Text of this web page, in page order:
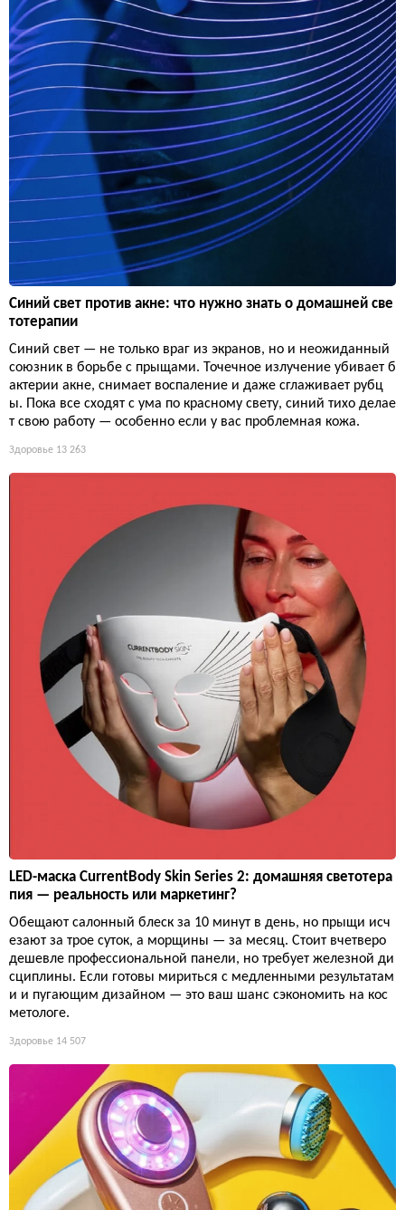
Синий свет против акне: что нужно знать о домашней све
тотерапии
Синий свет — не только враг из экранов, но и неожиданный
союзник в борьбе с прыщами. Точечное излучение убивает б
актерии акне, снимает воспаление и даже сглаживает рубц
ы. Пока все сходят с ума по красному свету, синий тихо делае
т свою работу — особенно если у вас проблемная кожа.
Здоровье 13 263
LED-маска CurrentBody Skin Series 2: домашняя светотера
пия — реальность или маркетинг?
Обещают салонный блеск за 10 минут в день, но прыщи исч
езают за трое суток, а морщины — за месяц. Стоит вчетверо
дешевле профессиональной панели, но требует железной ди
сциплины. Если готовы мириться с медленными результатам
и и пугающим дизайном — это ваш шанс сэкономить на кос
метологе.
Здоровье 14 507